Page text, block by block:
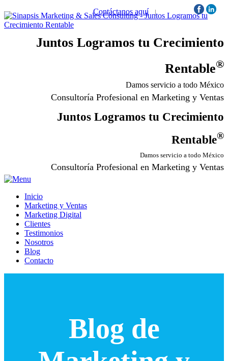
Contáctanos aquí | Síguenos:
Juntos Logramos tu Crecimiento
Rentable®
Damos servicio a todo México
Consultoría Profesional en Marketing y Ventas
Juntos Logramos tu Crecimiento
Rentable®
Damos servicio a todo México
Consultoría Profesional en Marketing y Ventas
Inicio
Marketing y Ventas
Marketing Digital
Clientes
Testimonios
Nosotros
Blog
Contacto
Blog de